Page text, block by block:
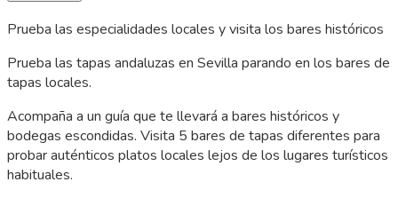
Prueba las especialidades locales y visita los bares históricos
Prueba las tapas andaluzas en Sevilla parando en los bares de
tapas locales.
Acompaña a un guía que te llevará a bares históricos y
bodegas escondidas. Visita 5 bares de tapas diferentes para
probar auténticos platos locales lejos de los lugares turísticos
habituales.